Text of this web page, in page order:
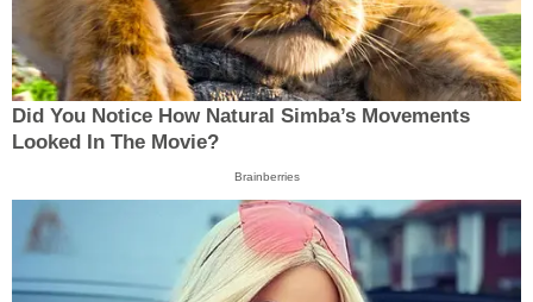
Did You Notice How Natural Simba’s Movements
Looked In The Movie?
Brainberries